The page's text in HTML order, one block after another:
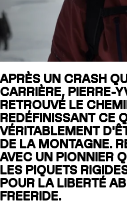
APRÈS UN CRASH
CARRIÈRE, PIERRE-
RETROUVÉ LE
REDÉFINISSANT CE
VÉRITABLEMENT
DE LA MONTAGNE.
AVEC UN PIONNIER
LES PIQUETS
POUR LA LIBERTÉ
FREERIDE.